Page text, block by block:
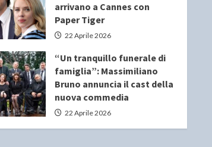
arrivano a Cannes con
Paper Tiger
22 Aprile 2026
“Un tranquillo funerale di
famiglia”: Massimiliano
Bruno annuncia il cast della
nuova commedia
22 Aprile 2026